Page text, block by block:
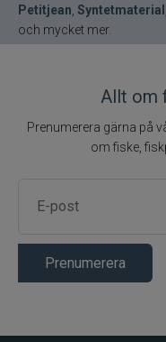
Petitjean Syntetmaterial
och mycket mer.
Allt om
Prenumerera gärna på
om fiske,
Prenumerera